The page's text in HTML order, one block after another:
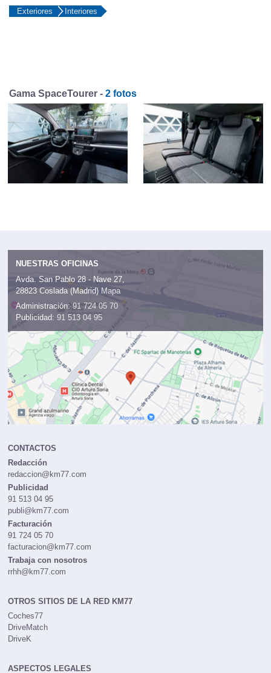
Exteriores Interiores
Gama SpaceTourer - 2 fotos
NUESTRAS OFICINAS
Avda. San Pablo 28 - Nave 27,
28823 Coslada (Madrid) Mapa
Administración: 91 724 05 70
Publicidad: 91 513 04 95
CONTACTOS
Redacción
redaccion@km77.com
Publicidad
91 513 04 95
publi@km77.com
Facturación
91 724 05 70
facturacion@km77.com
Trabaja con nosotros
rrhh@km77.com
OTROS SITIOS DE LA RED KM77
Coches77
DriveMatch
DriveK
ASPECTOS LEGALES